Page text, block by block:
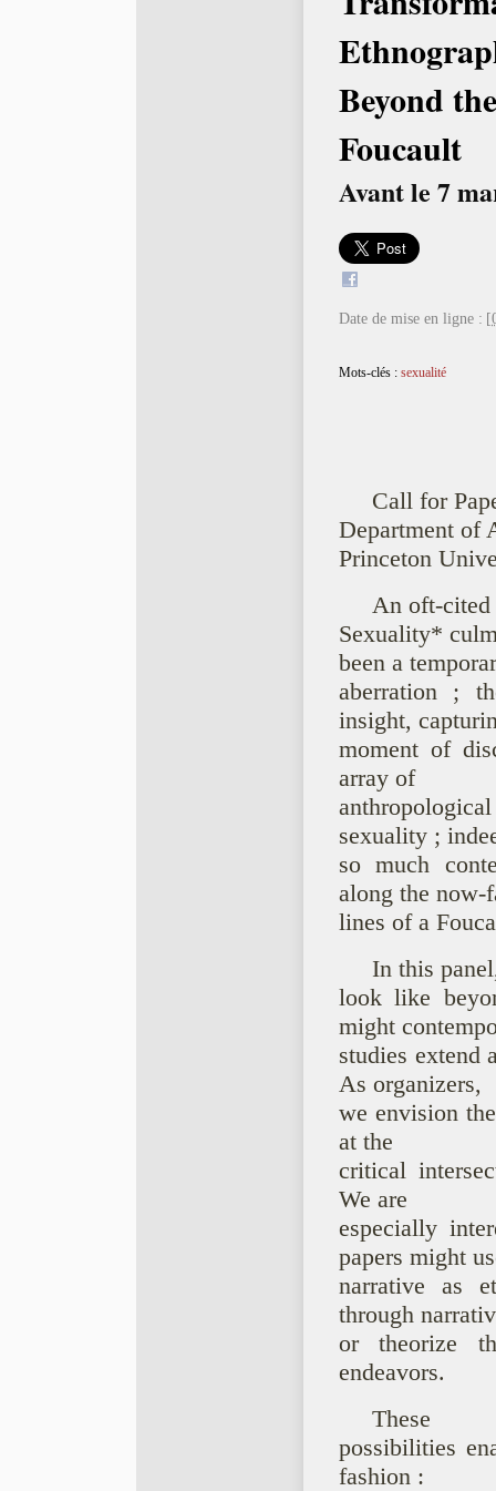
Beyond
Foucault
Avant le 7
Date de mise en ligne :
Mots-clés : sexualité
Call for
Department of
Princeton
An oft-cited
Sexuality*
been a
aberration ;
insight,
moment of
array of
sexuality ;
so much
along the now-
lines of a
In this
look like
might
studies extend
As organizers,
we envision
at the
critical
We are
especially
papers might
narrative as
through
or theorize
endeavors.
These
possibilities
fashion :